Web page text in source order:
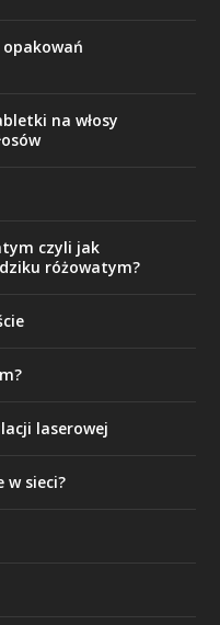
na włosy
czyli jak
różowatym?
laserowej
w sieci?